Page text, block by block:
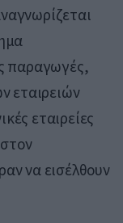
παραγωγές,
εταιρειών
εταιρείες
να εισέλθουν